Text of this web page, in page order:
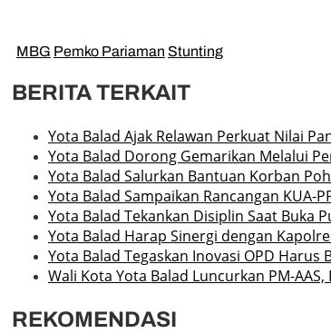
MBG Pemko Pariaman Stunting
BERITA TERKAIT
Yota Balad Ajak Relawan Perkuat Nilai
Yota Balad Dorong Gemarikan Melalui
Yota Balad Salurkan Bantuan Korban
Yota Balad Sampaikan Rancangan KUA-
Yota Balad Tekankan Disiplin Saat Buka
Yota Balad Harap Sinergi dengan
Yota Balad Tegaskan Inovasi OPD
Wali Kota Yota Balad Luncurkan PM-
REKOMENDASI